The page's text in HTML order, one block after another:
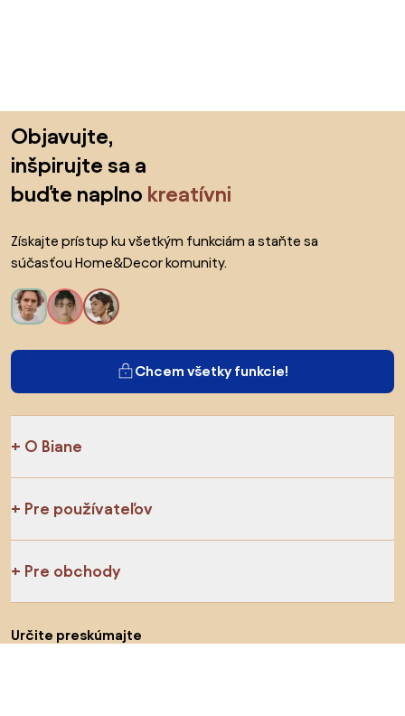
Objavujte,
inšpirujte sa a
buďte naplno kreatívni
Získajte prístup ku všetkým funkciám a staňte sa
súčasťou Home&Decor komunity.
Chcem všetky funkcie!
O Biane
Pre používateľov
Pre obchody
Určite preskúmajte